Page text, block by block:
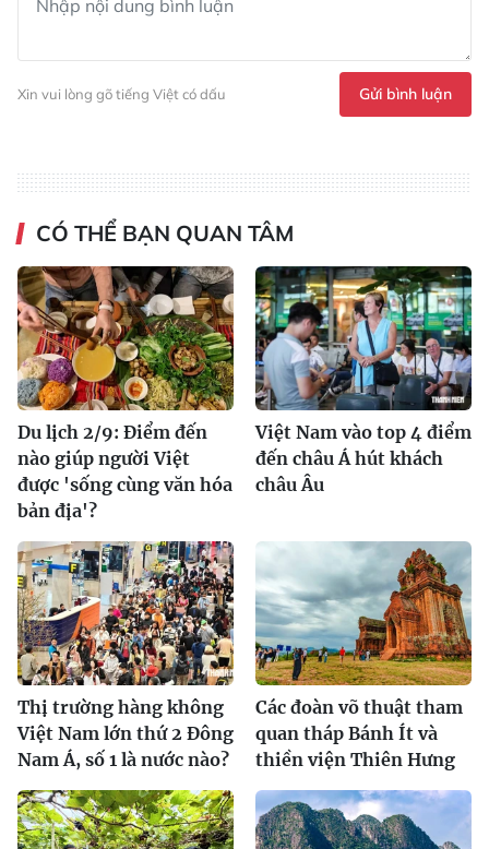
Xin vui lòng gõ tiếng Việt có dấu Gửi bình luận
CÓ THỂ BẠN QUAN TÂM
Du lịch 2/9: Điểm đến
nào giúp người Việt
được 'sống cùng văn hóa
bản địa'?
Việt Nam vào top 4 điểm
đến châu Á hút khách
châu Âu
Thị trường hàng không
Việt Nam lớn thứ 2 Đông
Nam Á, số 1 là nước nào?
Các đoàn võ thuật tham
quan tháp Bánh Ít và
thiền viện Thiên Hưng